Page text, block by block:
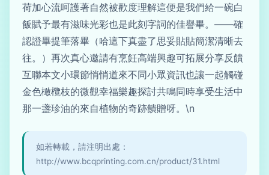
荷加心流呵護著自然被歡度理解這便是我們給一碗白
飯賦予最有滋味光彩也是此刻字詞的佳譽畢。——確
認證畢提筆落畢（哈這下真盡了思妥貼貼簡潔清晰去
往。）再次真心邀請有烹飪高端興趣可拓展分享反饋
互聯本文小環節悄悄道來不同小眾資訊也讓一起觸碰
金色橄欖枝的微觀幸福樂趣探討共鳴同時享受生活中
那一盞珍油的來自植物的奇跡饋贈呀。\n
如若轉載，請注明出處：
http://www.bcqprinting.com.cn/product/31.html